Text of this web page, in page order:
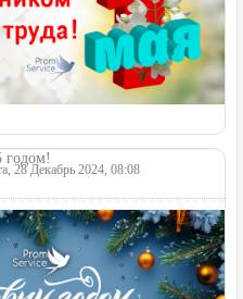
годом!
28 Декабрь 2024, 08:08